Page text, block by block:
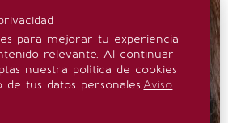
para mejorar tu experiencia
relevante. Al continuar
nuestra política de cookies
tus datos personales.Aviso